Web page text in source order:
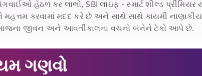
હેઠળ કર લાભો,SBI લાઇફ - સ્માર્ટ શીલ્ડ પ્રીમિયર
કરવામાં મદદ કરે છે અને સાથે સાથે કાયમી
આજના જીવન અને આવતીકાલના વચનો બંનેને ટેકો આપે છે.
ગણવો